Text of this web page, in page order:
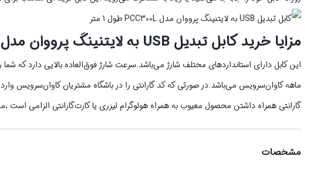
مزایا خرید کابل تبدیل USB به لایتنینگ پرووان مدل PCC300L
ماهه کاوان‌سرویس می‌باشد.در صورتی که کد گارانتی را در باشگاه مشتریان کاوان‌سرویس
گارانتی همراه داشتن محصول معیوب به همراه هولوگرام لیزری یا کارت‌گارانتی الزامی است
مشخصات